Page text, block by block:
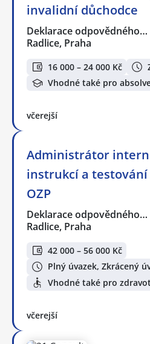
invalidní důchodce
Deklarace odpovědného…
Radlice, Praha
16 000 – 24 000 Kč
Vhodné také pro
včerejší
Administrátor
instrukcí a testování
OZP
Deklarace odpovědného…
Radlice, Praha
42 000 – 56 000 Kč
Plný úvazek, Zkrácený
Vhodné také pro
včerejší